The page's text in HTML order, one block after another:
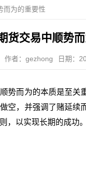
而为的重要性
货交易中顺势
作者：gezhong 日期：
势而为的本质是至关
空，并强调了赌延续
，以实现长期的成功。